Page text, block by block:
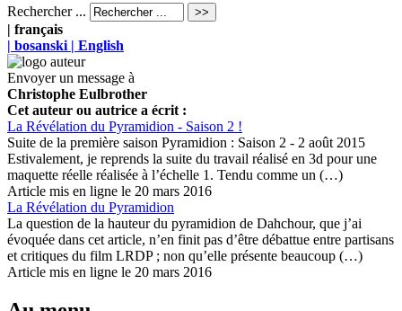
Rechercher ...
| français
| bosanski | English
Envoyer un message à
Christophe Eulbrother
Cet auteur ou autrice a écrit :
La Révélation du Pyramidion - Saison 2 !
Suite de la première saison Pyramidion : Saison 2 - 2 août 2015
Estivalement, je reprends la suite du travail réalisé en 3d pour une
maquette réelle réalisée à l’échelle 1. Tendu comme un (…)
Article mis en ligne le 20 mars 2016
La Révélation du Pyramidion
La question de la hauteur du pyramidion de Dahchour, que j’ai
évoquée dans cet article, n’en finit pas d’être débattue entre partisans
et critiques du film LRDP ; non qu’elle présente beaucoup (…)
Article mis en ligne le 20 mars 2016